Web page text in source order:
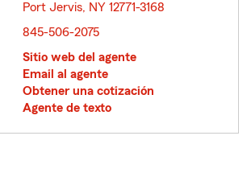
Port Jervis, NY 12771-3168
845-506-2075
Sitio web del agente
Email al agente
Obtener una cotización
Agente de texto